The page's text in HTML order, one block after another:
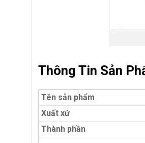
Thông Tin Sản
Tên sản phẩm
Xuất xứ
Thành phần